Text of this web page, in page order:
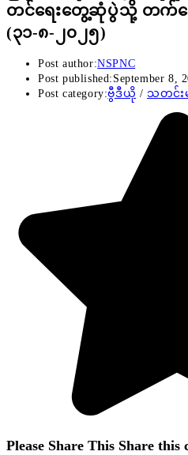
တင်ရေးတွေ့ဆုံပွဲသို့ တက်ရေ
(၃၁-၈-၂၀၂၅)
Post author:NSPNC
Post published: September 8,
Post category:ဗွီဒီယို / သတင်းမ
Please Share This Share this